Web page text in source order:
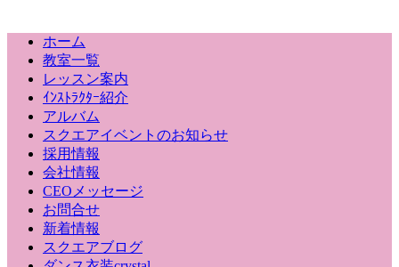
ホーム
教室一覧
レッスン案内
ｲﾝｽﾄﾗｸﾀｰ紹介
アルバム
スクエアイベントのお知らせ
採用情報
会社情報
CEOメッセージ
お問合せ
新着情報
スクエアブログ